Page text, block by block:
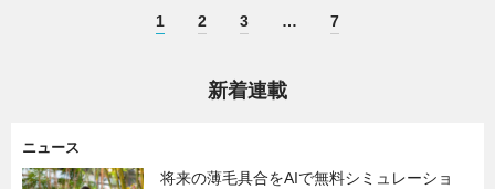
1 2 3 … 7
新着連載
ニュース
将来の薄毛具合をAIで無料シミュレーショ